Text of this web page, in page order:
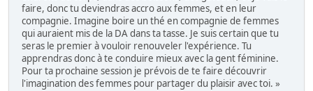
faire, donc tu deviendras accro aux femmes, et en leur
compagnie. Imagine boire un thé en compagnie de femmes
qui auraient mis de la DA dans ta tasse. Je suis certain que tu
seras le premier à vouloir renouveler l'expérience. Tu
apprendras donc à te conduire mieux avec la gent féminine.
Pour ta prochaine session je prévois de te faire découvrir
l'imagination des femmes pour partager du plaisir avec toi. »